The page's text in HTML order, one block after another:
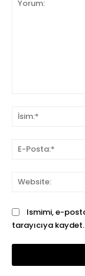
Ismimi, e-
tarayıcıya kaydet.